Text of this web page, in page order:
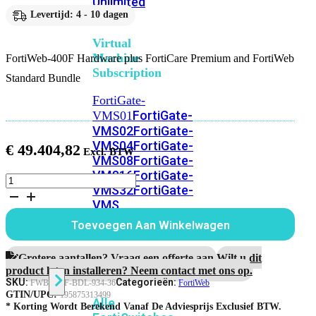
Virtual
Machine
Subscription
FortiGate-
VMS01FortiGate-
VMS02FortiGate-
VMS04FortiGate-
VMS08FortiGate-
VMS16FortiGate-
VMS32FortiGate-
VMS
Unlimited
Switch
Alle
Levertijd: 4 - 10 dagen
FortiWeb-400F Hardware plus FortiCare Premium and FortiWeb
Standard Bundle
€ 49.404,82
FortiWeb-
400F
Hardware
plus
3
jaar
FortiCare
Premium
and
FortiWeb
Standard
Toevoegen Aan Winkelwagen
Grotere aantallen? Vraag een offerte aan.Wilt u dit
product laten installeren? Neem contact met ons op.
SKU:FWB-400F-BDL-934-36Categorieën:FortiWeb
GTIN/UPC:195875313499
* Korting Wordt Berekend Vanaf De Adviesprijs Exclusief BTW.